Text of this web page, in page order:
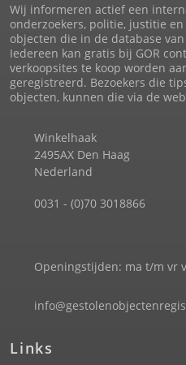
Wij informeren actief een
onderzoekers, politie, justitie
objecten die in de database
Iedereen kan gratis bij GOR
verkoopsites te koop worden
geregistreerd. Bezoekers die
objecten, kunnen die via de
Winkelhaak
2495AX Den Haag
Nederland
0031 - (0)70 3018866
Openingstijden: ma t/m vr
Links